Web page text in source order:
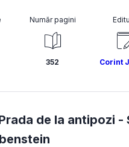
Număr pagini
352 Corint
de la antipozi